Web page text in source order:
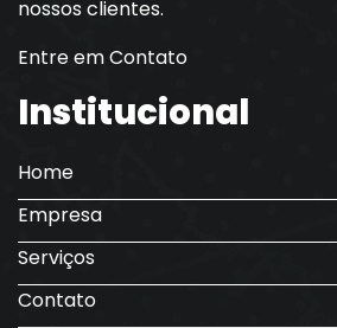
nossos clientes.
Entre em Contato
Institucional
Home
Empresa
Serviços
Contato